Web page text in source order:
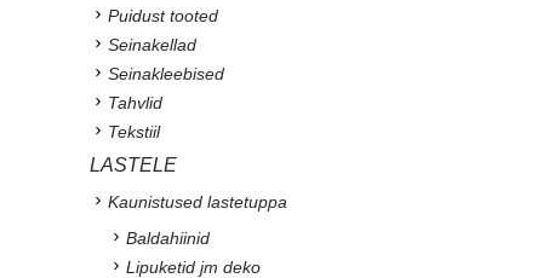
Puidust tooted
Seinakellad
Seinakleebised
Tahvlid
Tekstiil
LASTELE
Kaunistused lastetuppa
Baldahiinid
Lipuketid jm deko